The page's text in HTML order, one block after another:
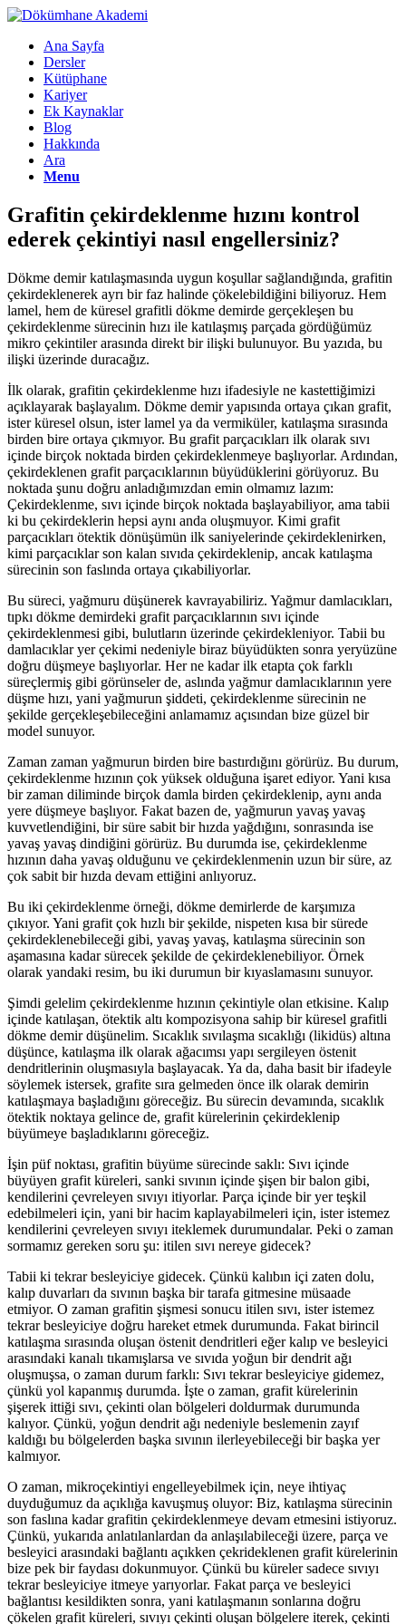
Ana Sayfa
Dersler
Kütüphane
Kariyer
Ek Kaynaklar
Blog
Hakkında
Ara
Menu
Grafitin çekirdeklenme hızını kontrol
ederek çekintiyi nasıl engellersiniz?
Dökme demir katılaşmasında uygun koşullar sağlandığında, grafitin
çekirdeklenerek ayrı bir faz halinde çökelebildiğini biliyoruz. Hem
lamel, hem de küresel grafitli dökme demirde gerçekleşen bu
çekirdeklenme sürecinin hızı ile katılaşmış parçada gördüğümüz
mikro çekintiler arasında direkt bir ilişki bulunuyor. Bu yazıda, bu
ilişki üzerinde duracağız.
İlk olarak, grafitin çekirdeklenme hızı ifadesiyle ne kastettiğimizi
açıklayarak başlayalım. Dökme demir yapısında ortaya çıkan grafit,
ister küresel olsun, ister lamel ya da vermiküler, katılaşma sırasında
birden bire ortaya çıkmıyor. Bu grafit parçacıkları ilk olarak sıvı
içinde birçok noktada birden çekirdeklenmeye başlıyorlar. Ardından,
çekirdeklenen grafit parçacıklarının büyüdüklerini görüyoruz. Bu
noktada şunu doğru anladığımızdan emin olmamız lazım:
Çekirdeklenme, sıvı içinde birçok noktada başlayabiliyor, ama tabii
ki bu çekirdeklerin hepsi aynı anda oluşmuyor. Kimi grafit
parçacıkları ötektik dönüşümün ilk saniyelerinde çekirdeklenirken,
kimi parçacıklar son kalan sıvıda çekirdeklenip, ancak katılaşma
sürecinin son faslında ortaya çıkabiliyorlar.
Bu süreci, yağmuru düşünerek kavrayabiliriz. Yağmur damlacıkları,
tıpkı dökme demirdeki grafit parçacıklarının sıvı içinde
çekirdeklenmesi gibi, bulutların üzerinde çekirdekleniyor. Tabii bu
damlacıklar yer çekimi nedeniyle biraz büyüdükten sonra yeryüzüne
doğru düşmeye başlıyorlar. Her ne kadar ilk etapta çok farklı
süreçlermiş gibi görünseler de, aslında yağmur damlacıklarının yere
düşme hızı, yani yağmurun şiddeti, çekirdeklenme sürecinin ne
şekilde gerçekleşebileceğini anlamamız açısından bize güzel bir
model sunuyor.
Zaman zaman yağmurun birden bire bastırdığını görürüz. Bu durum,
çekirdeklenme hızının çok yüksek olduğuna işaret ediyor. Yani kısa
bir zaman diliminde birçok damla birden çekirdeklenip, aynı anda
yere düşmeye başlıyor. Fakat bazen de, yağmurun yavaş yavaş
kuvvetlendiğini, bir süre sabit bir hızda yağdığını, sonrasında ise
yavaş yavaş dindiğini görürüz. Bu durumda ise, çekirdeklenme
hızının daha yavaş olduğunu ve çekirdeklenmenin uzun bir süre, az
çok sabit bir hızda devam ettiğini anlıyoruz.
Bu iki çekirdeklenme örneği, dökme demirlerde de karşımıza
çıkıyor. Yani grafit çok hızlı bir şekilde, nispeten kısa bir sürede
çekirdeklenebileceği gibi, yavaş yavaş, katılaşma sürecinin son
aşamasına kadar sürecek şekilde de çekirdeklenebiliyor. Örnek
olarak yandaki resim, bu iki durumun bir kıyaslamasını sunuyor.
Şimdi gelelim çekirdeklenme hızının çekintiyle olan etkisine. Kalıp
içinde katılaşan, ötektik altı kompozisyona sahip bir küresel grafitli
dökme demir düşünelim. Sıcaklık sıvılaşma sıcaklığı (likidüs) altına
düşünce, katılaşma ilk olarak ağacımsı yapı sergileyen östenit
dendritlerinin oluşmasıyla başlayacak. Ya da, daha basit bir ifadeyle
söylemek istersek, grafite sıra gelmeden önce ilk olarak demirin
katılaşmaya başladığını göreceğiz. Bu sürecin devamında, sıcaklık
ötektik noktaya gelince de, grafit kürelerinin çekirdeklenip
büyümeye başladıklarını göreceğiz.
İşin püf noktası, grafitin büyüme sürecinde saklı: Sıvı içinde
büyüyen grafit küreleri, sanki sıvının içinde şişen bir balon gibi,
kendilerini çevreleyen sıvıyı itiyorlar. Parça içinde bir yer teşkil
edebilmeleri için, yani bir hacim kaplayabilmeleri için, ister istemez
kendilerini çevreleyen sıvıyı iteklemek durumundalar. Peki o zaman
sormamız gereken soru şu: itilen sıvı nereye gidecek?
Tabii ki tekrar besleyiciye gidecek. Çünkü kalıbın içi zaten dolu,
kalıp duvarları da sıvının başka bir tarafa gitmesine müsaade
etmiyor. O zaman grafitin şişmesi sonucu itilen sıvı, ister istemez
tekrar besleyiciye doğru hareket etmek durumunda. Fakat birincil
katılaşma sırasında oluşan östenit dendritleri eğer kalıp ve besleyici
arasındaki kanalı tıkamışlarsa ve sıvıda yoğun bir dendrit ağı
oluşmuşsa, o zaman durum farklı: Sıvı tekrar besleyiciye gidemez,
çünkü yol kapanmış durumda. İşte o zaman, grafit kürelerinin
şişerek ittiği sıvı, çekinti olan bölgeleri doldurmak durumunda
kalıyor. Çünkü, yoğun dendrit ağı nedeniyle beslemenin zayıf
kaldığı bu bölgelerden başka sıvının ilerleyebileceği bir başka yer
kalmıyor.
O zaman, mikroçekintiyi engelleyebilmek için, neye ihtiyaç
duyduğumuz da açıklığa kavuşmuş oluyor: Biz, katılaşma sürecinin
son faslına kadar grafitin çekirdeklenmeye devam etmesini istiyoruz.
Çünkü, yukarıda anlatılanlardan da anlaşılabileceği üzere, parça ve
besleyici arasındaki bağlantı açıkken çekrideklenen grafit kürelerinin
bize pek bir faydası dokunmuyor. Çünkü bu küreler sadece sıvıyı
tekrar besleyiciye itmeye yarıyorlar. Fakat parça ve besleyici
bağlantısı kesildikten sonra, yani katılaşmanın sonlarına doğru
çökelen grafit küreleri, sıvıyı çekinti oluşan bölgelere iterek, çekinti